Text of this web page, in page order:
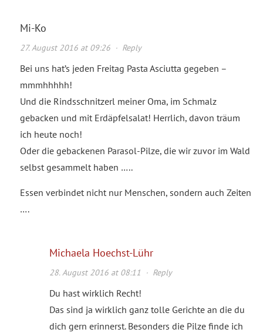
Mi-Ko
27. August 2016 at 09:26· Reply
Bei uns hat’s jeden Freitag Pasta Asciutta gegeben –
mmmhhhhh!
Und die Rindsschnitzerl meiner Oma, im Schmalz
gebacken und mit Erdäpfelsalat! Herrlich, davon träum
ich heute noch!
Oder die gebackenen Parasol-Pilze, die wir zuvor im Wald
selbst gesammelt haben …..
Essen verbindet nicht nur Menschen, sondern auch Zeiten
….
Michaela Hoechst-Lühr
28. August 2016 at 08:11 · Reply
Du hast wirklich Recht!
Das sind ja wirklich ganz tolle Gerichte an die du
dich gern erinnerst. Besonders die Pilze finde ich